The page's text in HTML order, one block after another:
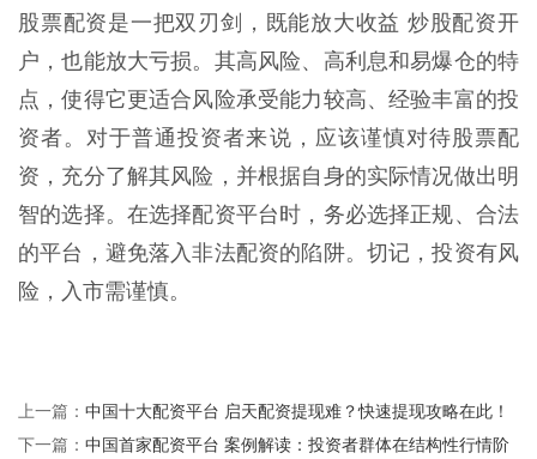
股票配资是一把双刃剑，既能放大收益 炒股配资开
户，也能放大亏损。其高风险、高利息和易爆仓的特
点，使得它更适合风险承受能力较高、经验丰富的投
资者。对于普通投资者来说，应该谨慎对待股票配
资，充分了解其风险，并根据自身的实际情况做出明
智的选择。在选择配资平台时，务必选择正规、合法
的平台，避免落入非法配资的陷阱。切记，投资有风
险，入市需谨慎。
上一篇： 中国十大配资平台 启天配资提现难？快速提现攻略在此！
下一篇： 中国首家配资平台 案例解读：投资者群体在结构性行情阶